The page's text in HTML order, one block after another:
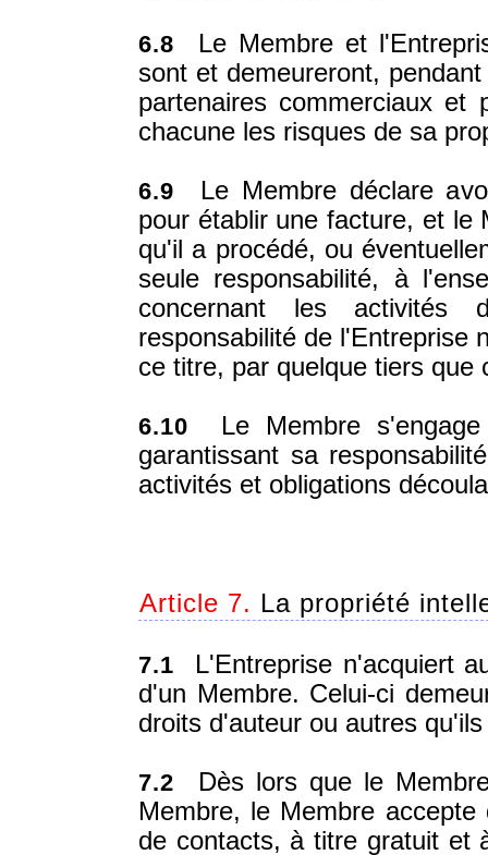
6.8 Le Membre et
sont et demeureront,
partenaires commerciaux et
chacune les risques de sa
6.9 Le Membre déclare
pour établir une facture, et le
qu'il a procédé, ou
seule responsabilité, à
concernant les activités
responsabilité de l'Entreprise
ce titre, par quelque tiers que
6.10 Le Membre s'engage
garantissant sa
activités et obligations
Article 7. La propriété
7.1 L'Entreprise n'acquiert
d'un Membre. Celui-ci
droits d'auteur ou autres
7.2 Dès lors que le
Membre, le Membre
de contacts, à titre gratuit et